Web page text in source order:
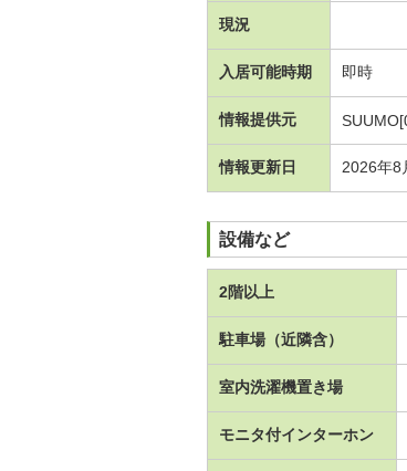
現況
入居可能時期 即時
情報提供元
情報更新日 2026年8
設備など
2階以上
駐車場（近隣含）
室内洗濯機置き場
モニタ付インターホン